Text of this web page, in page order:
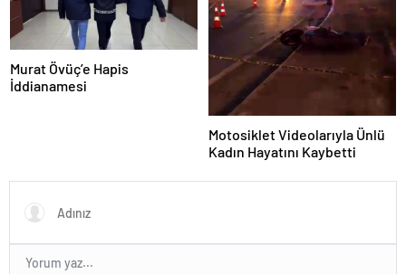
Murat Övüç’e Hapis
İddianamesi
Motosiklet Videolarıyla Ünlü
Kadın Hayatını Kaybetti